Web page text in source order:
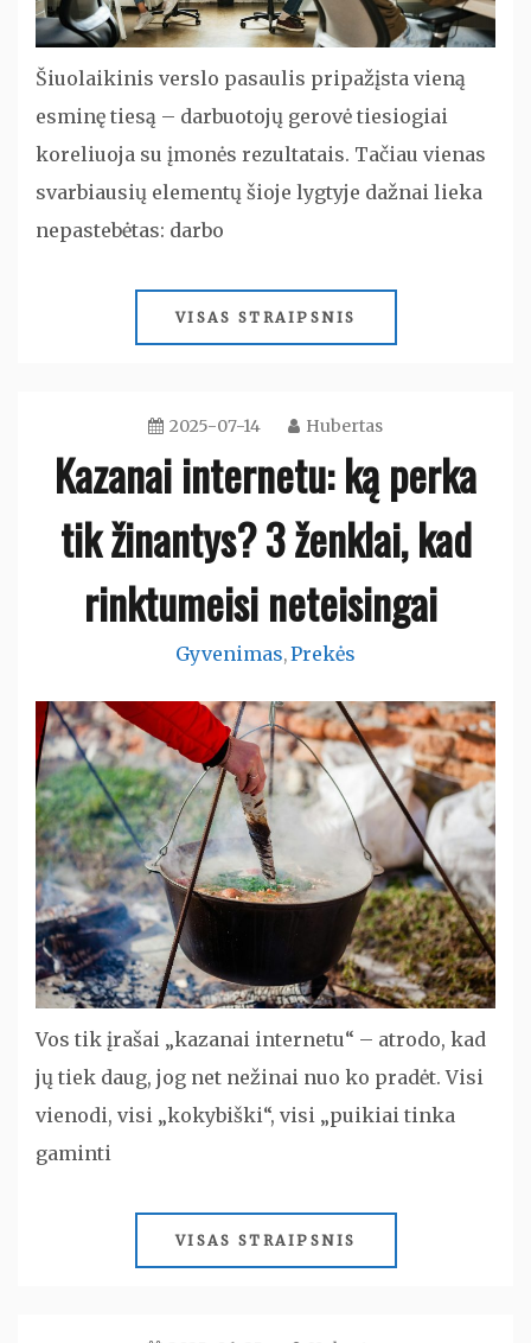
Šiuolaikinis verslo pasaulis pripažįsta vieną
esminę tiesą – darbuotojų gerovė tiesiogiai
koreliuoja su įmonės rezultatais. Tačiau vienas
svarbiausių elementų šioje lygtyje dažnai lieka
nepastebėtas: darbo
VISAS STRAIPSNIS
2025-07-14 Hubertas
Kazanai internetu: ką perka
tik žinantys? 3 ženklai, kad
rinktumeisi neteisingai
Gyvenimas,Prekės
Vos tik įrašai „kazanai internetu“ – atrodo, kad
jų tiek daug, jog net nežinai nuo ko pradėt. Visi
vienodi, visi „kokybiški“, visi „puikiai tinka
gaminti
VISAS STRAIPSNIS